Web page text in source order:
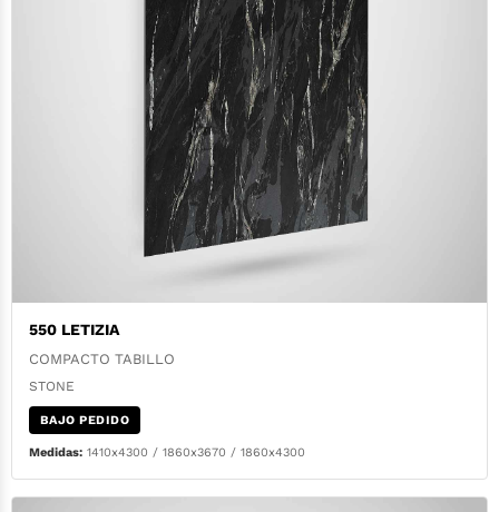
550 LETIZIA
COMPACTO TABILLO
STONE
BAJO PEDIDO
Medidas:1410x4300 / 1860x3670 / 1860x4300